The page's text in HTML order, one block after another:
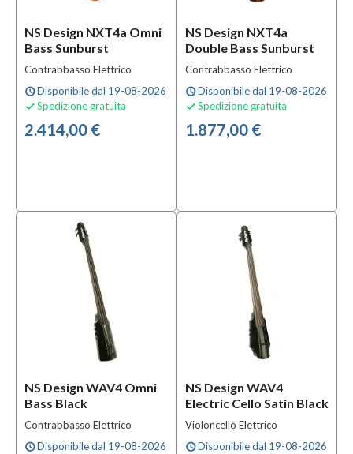
Sottocategoria
Altri
Accessori
Strumenti
ad Arco
(1)
Altri
(3)
Condizione
(47)
NS Design NXT4a Omni
Bass Sunburst
Contrabbasso Elettrico
scheduleDisponibile dal 19-08-2026
 Spedizione gratuita
2.414,00 €
NS Design NXT4a
Double Bass Sunburst
Contrabbasso Elettrico
scheduleDisponibile dal 19-08-2026
 Spedizione gratuita
1.877,00 €
NS Design WAV4 Omni
Bass Black
Contrabbasso Elettrico
scheduleDisponibile dal 19-08-2026
NS Design WAV4
Electric Cello Satin Black
Violoncello Elettrico
scheduleDisponibile dal 19-08-2026